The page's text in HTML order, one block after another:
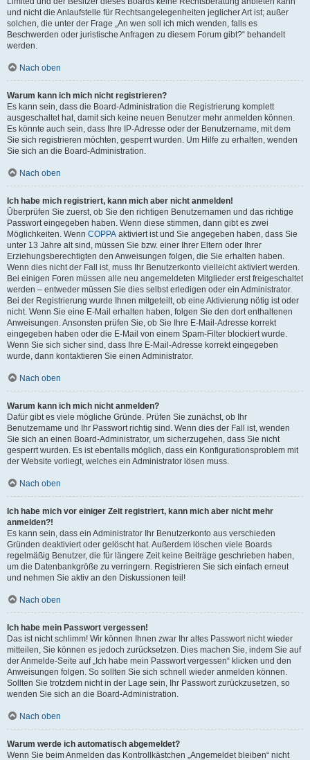
und nicht die Anlaufstelle für Rechtsangelegenheiten jeglicher Art ist; außer
solchen, die unter der Frage „An wen soll ich mich wenden, falls es
Beschwerden oder juristische Anfragen zu diesem Forum gibt?“ behandelt
werden.
Nach oben
Warum kann ich mich nicht registrieren?
Es kann sein, dass die Board-Administration die Registrierung komplett
ausgeschaltet hat, damit sich keine neuen Benutzer mehr anmelden können.
Es könnte auch sein, dass Ihre IP-Adresse oder der Benutzername, mit dem
Sie sich registrieren möchten, gesperrt wurden. Um Hilfe zu erhalten, wenden
Sie sich an die Board-Administration.
Nach oben
Ich habe mich registriert, kann mich aber nicht anmelden!
Überprüfen Sie zuerst, ob Sie den richtigen Benutzernamen und das richtige
Passwort eingegeben haben. Wenn diese stimmen, dann gibt es zwei
Möglichkeiten. Wenn COPPA aktiviert ist und Sie angegeben haben, dass Sie
unter 13 Jahre alt sind, müssen Sie bzw. einer Ihrer Eltern oder Ihrer
Erziehungsberechtigten den Anweisungen folgen, die Sie erhalten haben.
Wenn dies nicht der Fall ist, muss Ihr Benutzerkonto vielleicht aktiviert werden.
Bei einigen Foren müssen alle neu angemeldeten Mitglieder erst freigeschaltet
werden – entweder müssen Sie dies selbst erledigen oder ein Administrator.
Bei der Registrierung wurde Ihnen mitgeteilt, ob eine Aktivierung nötig ist oder
nicht. Wenn Sie eine E-Mail erhalten haben, folgen Sie den dort enthaltenen
Anweisungen. Ansonsten prüfen Sie, ob Sie Ihre E-Mail-Adresse korrekt
eingegeben haben oder die E-Mail von einem Spam-Filter blockiert wurde.
Wenn Sie sich sicher sind, dass Ihre E-Mail-Adresse korrekt eingegeben
wurde, dann kontaktieren Sie einen Administrator.
Nach oben
Warum kann ich mich nicht anmelden?
Dafür gibt es viele mögliche Gründe. Prüfen Sie zunächst, ob Ihr
Benutzername und Ihr Passwort richtig sind. Wenn dies der Fall ist, wenden
Sie sich an einen Board-Administrator, um sicherzugehen, dass Sie nicht
gesperrt wurden. Es ist ebenfalls möglich, dass ein Konfigurationsproblem mit
der Website vorliegt, welches ein Administrator lösen muss.
Nach oben
Ich habe mich vor einiger Zeit registriert, kann mich aber nicht mehr
anmelden?!
Es kann sein, dass ein Administrator Ihr Benutzerkonto aus verschieden
Gründen deaktiviert oder gelöscht hat. Außerdem löschen viele Boards
regelmäßig Benutzer, die für längere Zeit keine Beiträge geschrieben haben,
um die Datenbankgröße zu verringern. Registrieren Sie sich einfach erneut
und nehmen Sie aktiv an den Diskussionen teil!
Nach oben
Ich habe mein Passwort vergessen!
Das ist nicht schlimm! Wir können Ihnen zwar Ihr altes Passwort nicht wieder
mitteilen, Sie können es jedoch zurücksetzen. Dies machen Sie, indem Sie auf
der Anmelde-Seite auf „Ich habe mein Passwort vergessen“ klicken und den
Anweisungen folgen. So sollten Sie sich schnell wieder anmelden können.
Sollten Sie trotzdem nicht in der Lage sein, Ihr Passwort zurückzusetzen, so
wenden Sie sich an die Board-Administration.
Nach oben
Warum werde ich automatisch abgemeldet?
Wenn Sie beim Anmelden das Kontrollkästchen „Angemeldet bleiben“ nicht